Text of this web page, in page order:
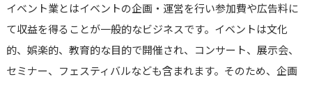
イベント業とはイベントの企画・運営を行い参加費や広告料に
て収益を得ることが一般的なビジネスです。イベントは文化
的、娯楽的、教育的な目的で開催され、コンサート、展示会、
セミナー、フェスティバルなども含まれます。そのため、企画